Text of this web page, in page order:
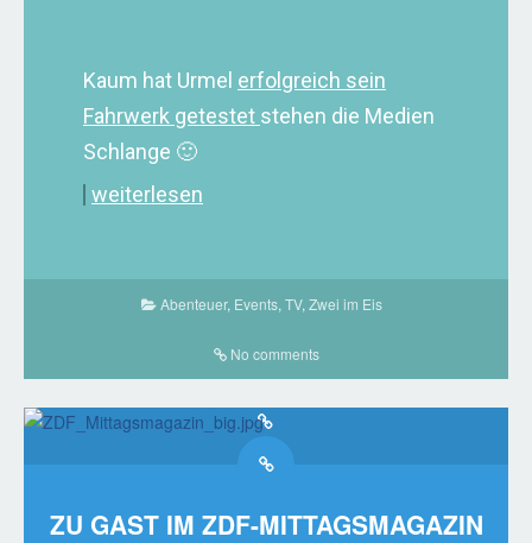
Kaum hat Urmel erfolgreich sein
Fahrwerk getestet stehen die Medien
Schlange 🙂
weiterlesen
Abenteuer, Events, TV, Zwei im Eis
No comments
ZU GAST IM ZDF-MITTAGSMAGAZIN